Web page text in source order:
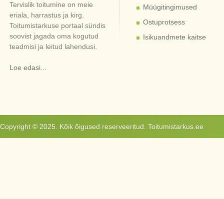
Tervislik toitumine on meie
eriala, harrastus ja kirg.
Toitumistarkuse portaal sündis
soovist jagada oma kogutud
teadmisi ja leitud lahendusi.
Loe edasi...
Müügitingimused
Ostuprotsess
Isikuandmete kaitse
Copyright © 2025. Kõik õigused reserveeritud. Toitumistarkus.ee